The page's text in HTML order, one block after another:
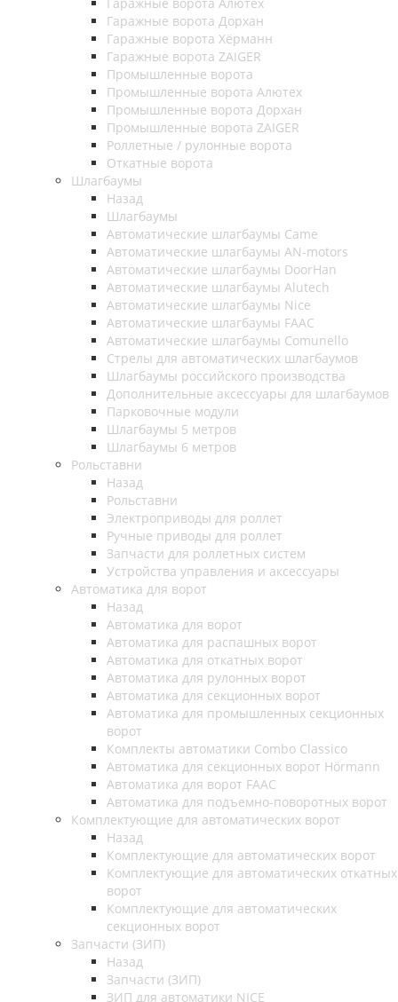
Гаражные ворота Дорхан
Гаражные ворота Хёрманн
Гаражные ворота ZAIGER
Промышленные ворота
Промышленные ворота Алютех
Промышленные ворота Дорхан
Промышленные ворота ZAIGER
Роллетные / рулонные ворота
Откатные ворота
Шлагбаумы
Назад
Шлагбаумы
Автоматические шлагбаумы Came
Автоматические шлагбаумы AN-motors
Автоматические шлагбаумы DoorHan
Автоматические шлагбаумы Alutech
Автоматические шлагбаумы Nice
Автоматические шлагбаумы FAAC
Автоматические шлагбаумы Comunello
Стрелы для автоматических шлагбаумов
Шлагбаумы российского производства
Дополнительные аксессуары для шлагбаумов
Парковочные модули
Шлагбаумы 5 метров
Шлагбаумы 6 метров
Рольставни
Назад
Рольставни
Электроприводы для роллет
Ручные приводы для роллет
Запчасти для роллетных систем
Устройства управления и аксессуары
Автоматика для ворот
Назад
Автоматика для ворот
Автоматика для распашных ворот
Автоматика для откатных ворот
Автоматика для рулонных ворот
Автоматика для секционных ворот
Автоматика для промышленных секционных
ворот
Комплекты автоматики Combo Classico
Автоматика для секционных ворот Hörmann
Автоматика для ворот FAAC
Автоматика для подъемно-поворотных ворот
Комплектующие для автоматических ворот
Назад
Комплектующие для автоматических ворот
Комплектующие для автоматических откатных
ворот
Комплектующие для автоматических
секционных ворот
Запчасти (ЗИП)
Назад
Запчасти (ЗИП)
ЗИП для автоматики NICE